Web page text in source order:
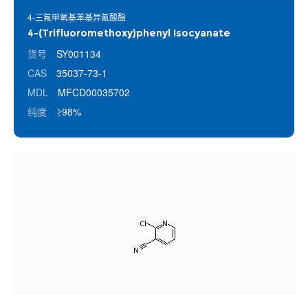
4-三氟甲氧基苯基异氰酸酯
4-(Trifluoromethoxy)phenyl Isocyanate
货号
SY001134
CAS
35037-73-1
MDL
MFCD00035702
纯度
≥98%